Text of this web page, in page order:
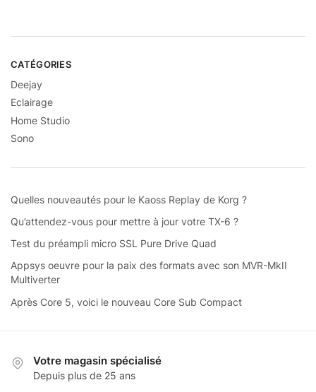
CATÉGORIES
Deejay
Eclairage
Home Studio
Sono
Quelles nouveautés pour le Kaoss Replay de Korg ?
Qu’attendez-vous pour mettre à jour votre TX-6 ?
Test du préampli micro SSL Pure Drive Quad
Appsys oeuvre pour la paix des formats avec son MVR-MkII
Multiverter
Après Core 5, voici le nouveau Core Sub Compact
Votre magasin spécialisé
Depuis plus de 25 ans